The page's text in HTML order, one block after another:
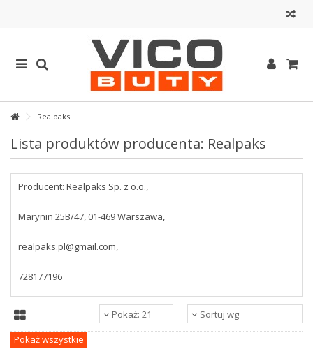
Realpaks
Lista produktów producenta: Realpaks
Producent: Realpaks Sp. z o.o.,
Marynin 25B/47, 01-469 Warszawa,
realpaks.pl@gmail.com,
728177196
Sortuj wg
Pokaż: 21
Pokaż wszystkie